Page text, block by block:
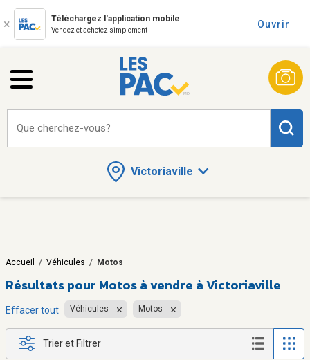
Téléchargez l'application mobile
Vendez et achetez simplement
Ouvrir
Victoriaville
Que cherchez-vous?
Accueil / Véhicules / Motos
Résultats pour Motos à vendre à Victoriaville
Effacer tout Véhicules Motos
Trier et Filtrer